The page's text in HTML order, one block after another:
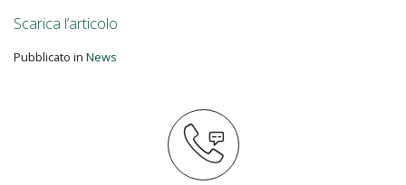
Scarica l’articolo
Pubblicato in News